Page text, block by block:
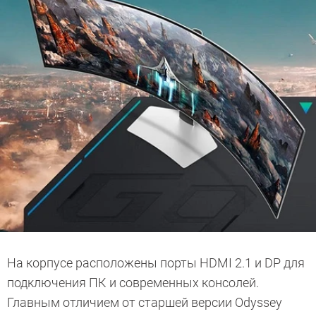
На корпусе расположены порты HDMI 2.1 и DP для
подключения ПК и современных консолей.
Главным отличием от старшей версии Odyssey